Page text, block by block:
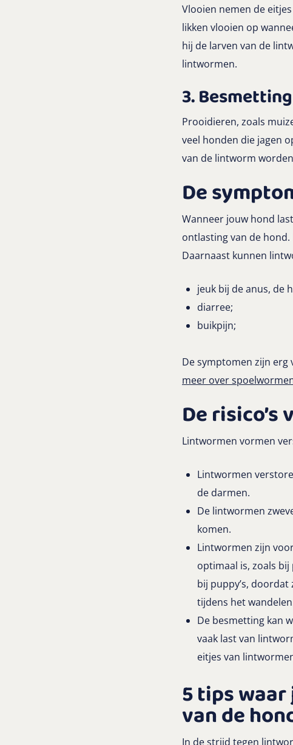
Vlooien nemen de
likken vlooien op
hij de larven van de
lintwormen.
3.
Prooidieren, zoals
veel honden die jagen
van de lintworm
De
Wanneer jouw hond
ontlasting van de
Daarnaast kunnen
jeuk bij de anus, de
diarree;
buikpijn;
De symptomen zijn
meer over
De
Lintwormen vormen
Lintwormen
de darmen.
De lintwormen
komen.
Lintwormen zijn
optimaal is, zoals
bij puppy’s,
tijdens het
De besmetting kan
vaak last van
eitjes van
5 tips
van de
In de strijd tegen